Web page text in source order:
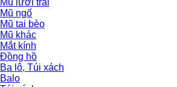
Mũ lưỡi trai
Mũ ngố
Mũ tai bèo
Mũ khác
Mắt kính
Đồng hồ
Ba lô, Túi xách
Balo